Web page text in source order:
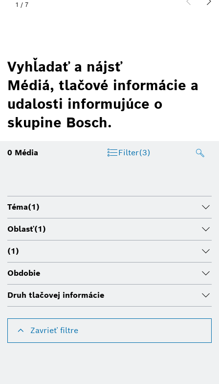
1 / 7
Vyhľadať a nájsť
Médiá, tlačové informácie a
udalosti informujúce o
skupine Bosch.
0 Média Filter(3)
Téma(1)
Oblasť(1)
(1)
Obdobie
Druh tlačovej informácie
Zavrieť filtre